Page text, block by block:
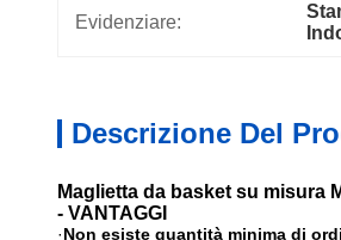
Evidenziare:
Descrizione Del
Maglietta da basket su misura
- VANTAGGI
·Non esiste quantità minima di